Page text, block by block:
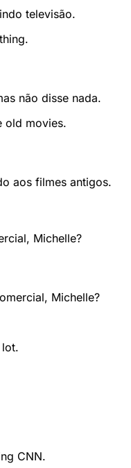
televisão.
não disse nada.
old movies.
aos filmes antigos.
Michelle?
Michelle?
CNN.